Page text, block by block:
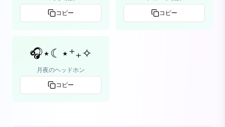
コピー コピー
🎧⋆☾⋆⁺₊✧
月夜のヘッドホン
コピー